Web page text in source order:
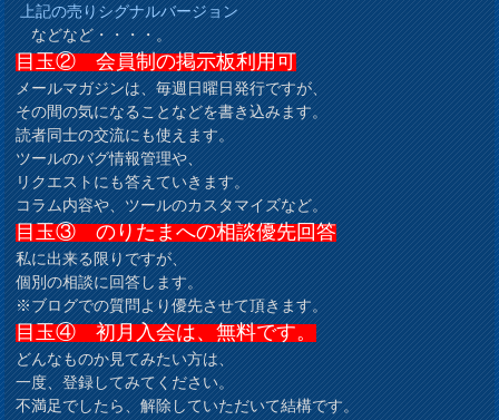
上記の売りシグナルバージョン
などなど・・・・。
目玉② 会員制の掲示板利用可
メールマガジンは、毎週日曜日発行ですが、
その間の気になることなどを書き込みます。
読者同士の交流にも使えます。
ツールのバグ情報管理や、
リクエストにも答えていきます。
コラム内容や、ツールのカスタマイズなど。
目玉③ のりたまへの相談優先回答
私に出来る限りですが、
個別の相談に回答します。
※ブログでの質問より優先させて頂きます。
目玉④ 初月入会は、無料です。
どんなものか見てみたい方は、
一度、登録してみてください。
不満足でしたら、解除していただいて結構です。